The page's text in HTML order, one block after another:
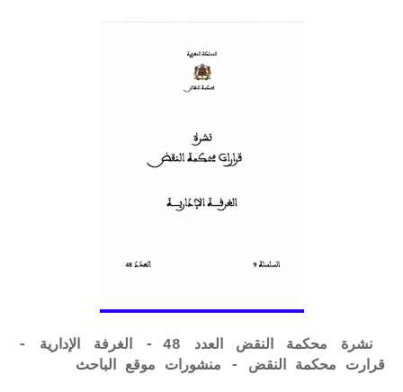
نشرة محكمة النقض العدد 48 - الغرفة الإدارية -
قرارت محكمة النقض - منشورات موقع الباحث